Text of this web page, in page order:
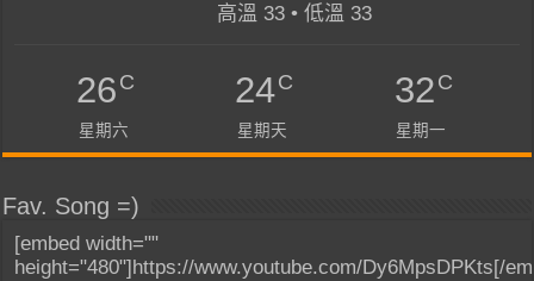
高溫 33 • 低溫 33
26C
星期六
24C
星期天
32C
星期一
Fav. Song =)
[embed width=""
height="480"]https://www.youtube.com/Dy6MpsDPKts[/